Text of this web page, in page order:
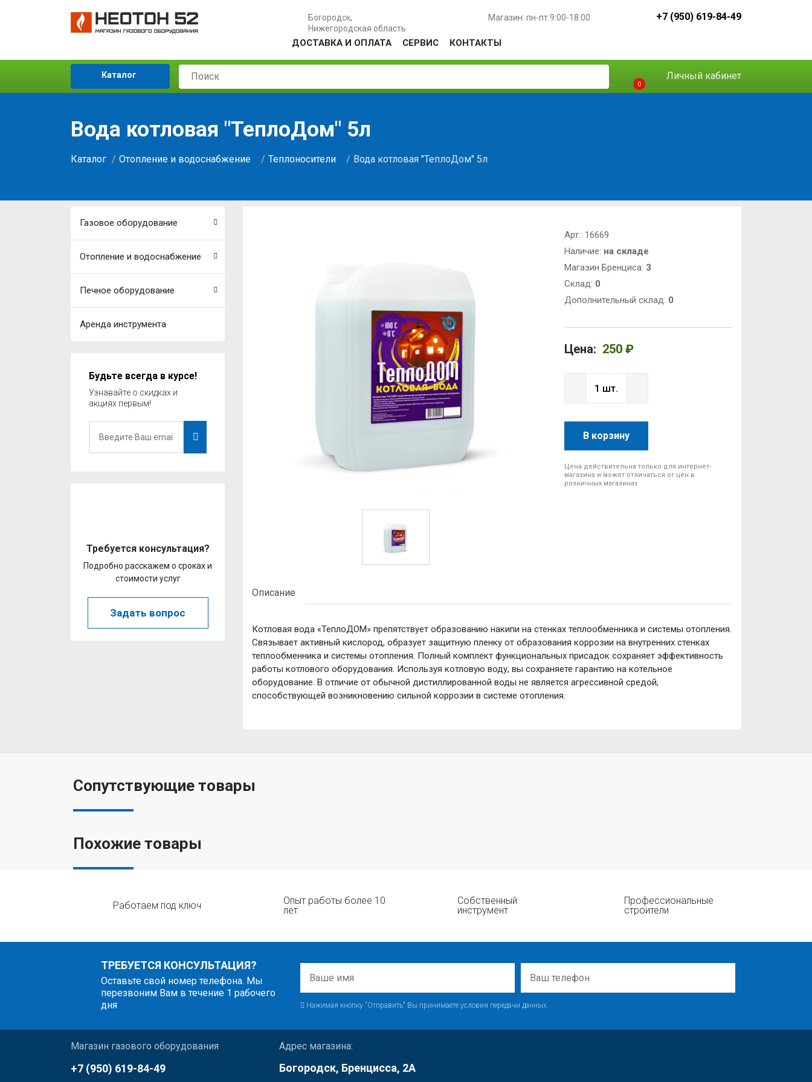
Богородск,
Нижегородская область
Магазин: пн-пт.9:00-18:00 +7 (950) 619-84-49
ДОСТАВКА И ОПЛАТА СЕРВИС КОНТАКТЫ
Каталог
0
Личный кабинет
Вода котловая "ТеплоДом" 5л
Каталог Отопление и водоснабжение Теплоносители Вода котловая "ТеплоДом" 5л
Газовое оборудование
Отопление и водоснабжение
Печное оборудование
Аренда инструмента
Будьте всегда в курсе!
Узнавайте о скидках и
акциях первым!
Требуется консультация?
Подробно расскажем о сроках и
стоимости услуг
Задать вопрос
Арт.: 16669
Наличие: на складе
Магазин Бренциса: 3
Cклад: 0
Дополнительный склад: 0
Цена: 250 ₽
В корзину
Цена действительна только для интернет-
магазина и может отличаться от цен в
розничных магазинах
Описание
Котловая вода «ТеплоДОМ» препятствует образованию накипи на стенках теплообменника и системы отопления.
Связывает активный кислород, образует защитную пленку от образования коррозии на внутренних стенках
теплообменника и системы отопления. Полный комплект функциональных присадок сохраняет эффективность
работы котлового оборудования. Используя котловую воду, вы сохраняете гарантию на котельное
оборудование. В отличие от обычной дистиллированной воды не является агрессивной средой,
способствующей возникновению сильной коррозии в системе отопления.
Сопутствующие товары
Похожие товары
Работаем под ключ
Опыт работы более 10
лет
Собственный
инструмент
Профессиональные
строители
ТРЕБУЕТСЯ КОНСУЛЬТАЦИЯ?
Оставьте свой номер телефона. Мы
перезвоним Вам в течение 1 рабочего
дня
Нажимая кнопку "Отправить" Вы принимаете условия передачи данных.
Магазин газового оборудования
+7 (950) 619-84-49
Адрес магазина:
Богородск, Бренцисса, 2А